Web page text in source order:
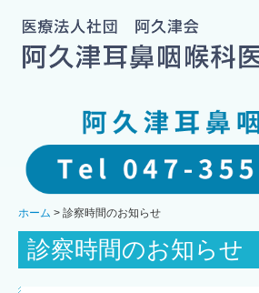
当院のご案内
診察時間のお知らせ
交通案内
医師のご紹介
ホーム 診察時間のお知らせ
診察時間のお知らせ